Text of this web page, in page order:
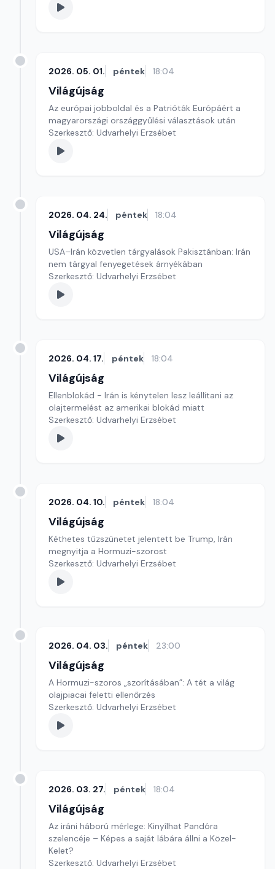
2026. 05. 01. péntek 18:04
Világújság
Az európai jobboldal és a Patrióták Európáért a
magyarországi országgyűlési választások után
Szerkesztő: Udvarhelyi Erzsébet
2026. 04. 24. péntek 18:04
Világújság
USA–Irán közvetlen tárgyalások Pakisztánban: Irán
nem tárgyal fenyegetések árnyékában
Szerkesztő: Udvarhelyi Erzsébet
2026. 04. 17. péntek 18:04
Világújság
Ellenblokád - Irán is kénytelen lesz leállítani az
olajtermelést az amerikai blokád miatt
Szerkesztő: Udvarhelyi Erzsébet
2026. 04. 10. péntek 18:04
Világújság
Kéthetes tűzszünetet jelentett be Trump, Irán
megnyitja a Hormuzi-szorost
Szerkesztő: Udvarhelyi Erzsébet
2026. 04. 03. péntek 23:00
Világújság
A Hormuzi-szoros „szorításában”: A tét a világ
olajpiacai feletti ellenőrzés
Szerkesztő: Udvarhelyi Erzsébet
2026. 03. 27. péntek 18:04
Világújság
Az iráni háború mérlege: Kinyílhat Pandóra
szelencéje – Képes a saját lábára állni a Közel-
Kelet?
Szerkesztő: Udvarhelyi Erzsébet